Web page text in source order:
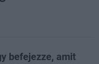
befejezze, amit